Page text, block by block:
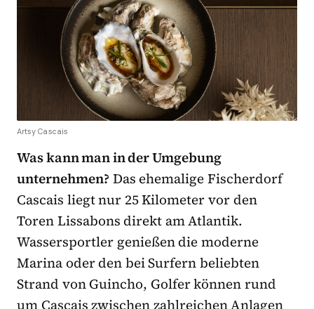
Artsy Cascais
Was kann man in der Umgebung
unternehmen? Das ehemalige Fischerdorf
Cascais liegt nur 25 Kilometer vor den
Toren Lissabons direkt am Atlantik.
Wassersportler genießen die moderne
Marina oder den bei Surfern beliebten
Strand von Guincho, Golfer können rund
um Cascais zwischen zahlreichen Anlagen